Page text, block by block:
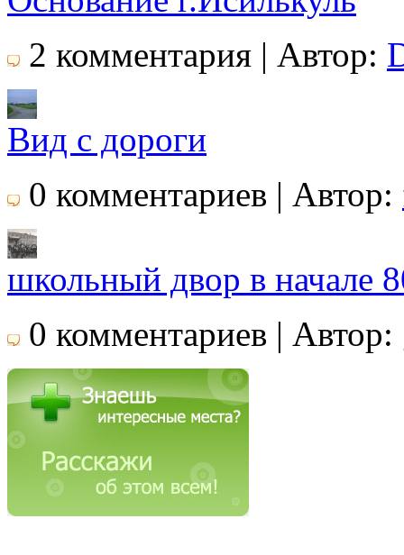
2 комментария | Автор:
Вид с дороги
0 комментариев | Автор:
школьный двор в начале
0 комментариев | Автор: